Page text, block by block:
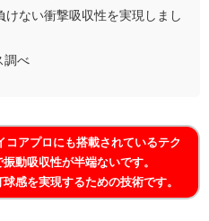
ない衝撃吸収性を実現しまし
調べ
コアプロにも搭載されているテク
振動吸収性が半端ないです。
感を実現するための技術です。